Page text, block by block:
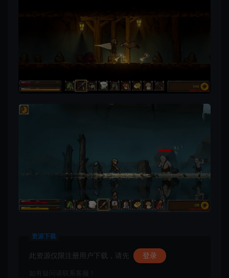
资源下载
此资源仅限注册用户下载，请先 登录
如有疑问请联系客服！